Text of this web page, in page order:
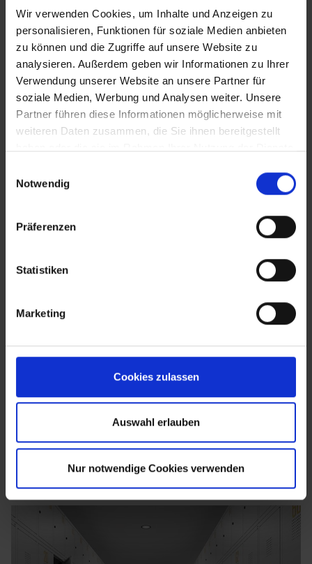
Wir verwenden Cookies, um Inhalte und Anzeigen zu
personalisieren, Funktionen für soziale Medien anbieten
zu können und die Zugriffe auf unsere Website zu
analysieren. Außerdem geben wir Informationen zu Ihrer
Verwendung unserer Website an unsere Partner für
soziale Medien, Werbung und Analysen weiter. Unsere
Partner führen diese Informationen möglicherweise mit
weiteren Daten zusammen, die Sie ihnen bereitgestellt
Notwendig
Präferenzen
Statistiken
Marketing
Cookies zulassen
Auswahl erlauben
Nur notwendige Cookies verwenden